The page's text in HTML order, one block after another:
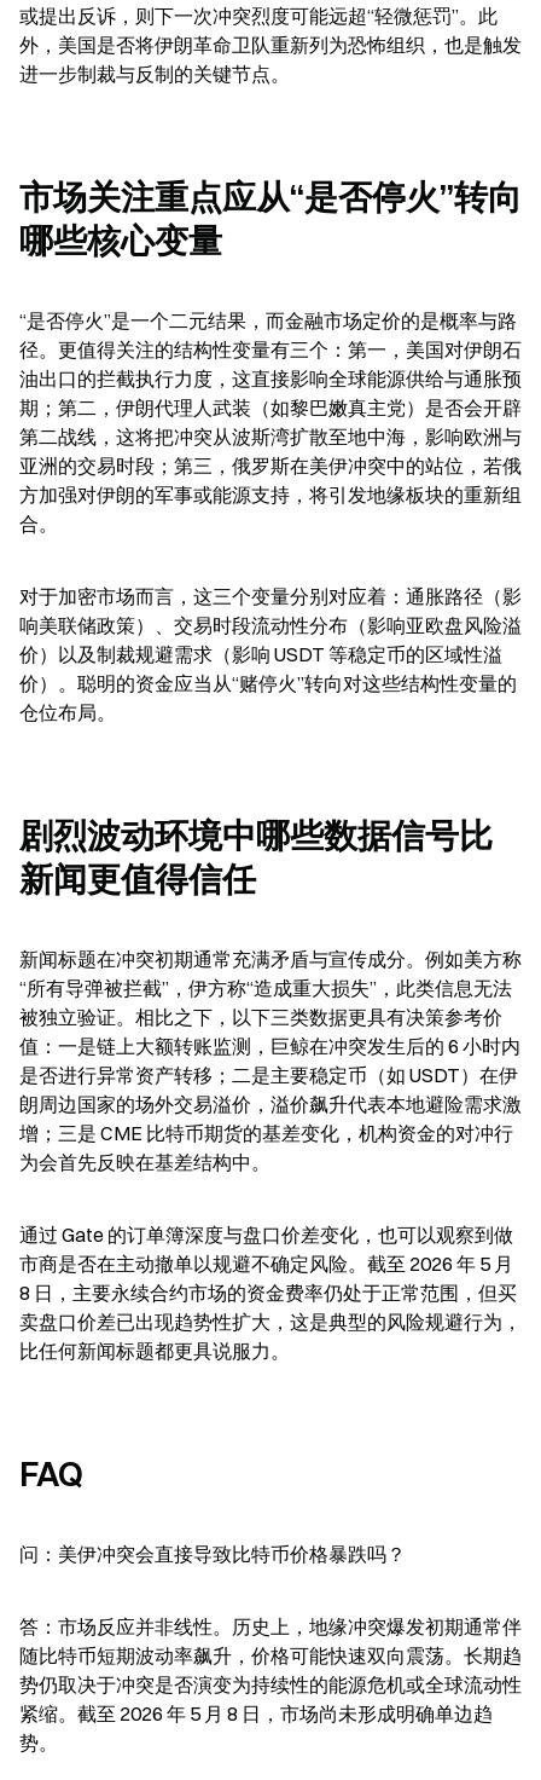
或提出反诉，则下一次冲突烈度可能远超“轻微惩罚”。此
外，美国是否将伊朗革命卫队重新列为恐怖组织，也是触发
进一步制裁与反制的关键节点。
市场关注重点应从“是否停火”转向
哪些核心变量
“是否停火”是一个二元结果，而金融市场定价的是概率与路
径。更值得关注的结构性变量有三个：第一，美国对伊朗石
油出口的拦截执行力度，这直接影响全球能源供给与通胀预
期；第二，伊朗代理人武装（如黎巴嫩真主党）是否会开辟
第二战线，这将把冲突从波斯湾扩散至地中海，影响欧洲与
亚洲的交易时段；第三，俄罗斯在美伊冲突中的站位，若俄
方加强对伊朗的军事或能源支持，将引发地缘板块的重新组
合。
对于加密市场而言，这三个变量分别对应着：通胀路径（影
响美联储政策）、交易时段流动性分布（影响亚欧盘风险溢
价）以及制裁规避需求（影响 USDT 等稳定币的区域性溢
价）。聪明的资金应当从“赌停火”转向对这些结构性变量的
仓位布局。
剧烈波动环境中哪些数据信号比
新闻更值得信任
新闻标题在冲突初期通常充满矛盾与宣传成分。例如美方称
“所有导弹被拦截”，伊方称“造成重大损失”，此类信息无法
被独立验证。相比之下，以下三类数据更具有决策参考价
值：一是链上大额转账监测，巨鲸在冲突发生后的 6 小时内
是否进行异常资产转移；二是主要稳定币（如 USDT）在伊
朗周边国家的场外交易溢价，溢价飙升代表本地避险需求激
增；三是 CME 比特币期货的基差变化，机构资金的对冲行
为会首先反映在基差结构中。
通过 Gate 的订单簿深度与盘口价差变化，也可以观察到做
市商是否在主动撤单以规避不确定风险。截至 2026 年 5 月
8 日，主要永续合约市场的资金费率仍处于正常范围，但买
卖盘口价差已出现趋势性扩大，这是典型的风险规避行为，
比任何新闻标题都更具说服力。
FAQ
问：美伊冲突会直接导致比特币价格暴跌吗？
答：市场反应并非线性。历史上，地缘冲突爆发初期通常伴
随比特币短期波动率飙升，价格可能快速双向震荡。长期趋
势仍取决于冲突是否演变为持续性的能源危机或全球流动性
紧缩。截至 2026 年 5 月 8 日，市场尚未形成明确单边趋
势。